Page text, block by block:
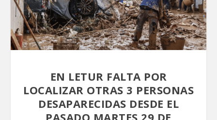
EN LETUR FALTA POR
LOCALIZAR OTRAS 3 PERSONAS
DESAPARECIDAS DESDE EL
PASADO MARTES 29 DE